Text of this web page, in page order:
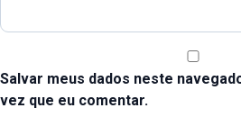
Salvar meus dados neste
vez que eu comentar.